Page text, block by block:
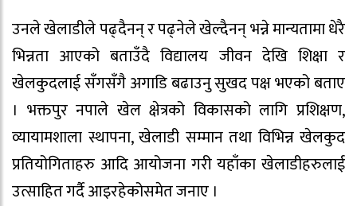
उनले खेलाडीले पढ्दैनन् र पढ्नेले खेल्दैनन् भन्ने मान्यतामा धेरै
भिन्नता आएको बताउँदै विद्यालय जीवन देखि शिक्षा र
खेलकुदलाई सँगसँगै अगाडि बढाउनु सुखद पक्ष भएको बताए
। भक्तपुर नपाले खेल क्षेत्रको विकासको लागि प्रशिक्षण,
व्यायामशाला स्थापना, खेलाडी सम्मान तथा विभिन्न खेलकुद
प्रतियोगिताहरु आदि आयोजना गरी यहाँका खेलाडीहरुलाई
उत्साहित गर्दै आइरहेकोसमेत जनाए ।